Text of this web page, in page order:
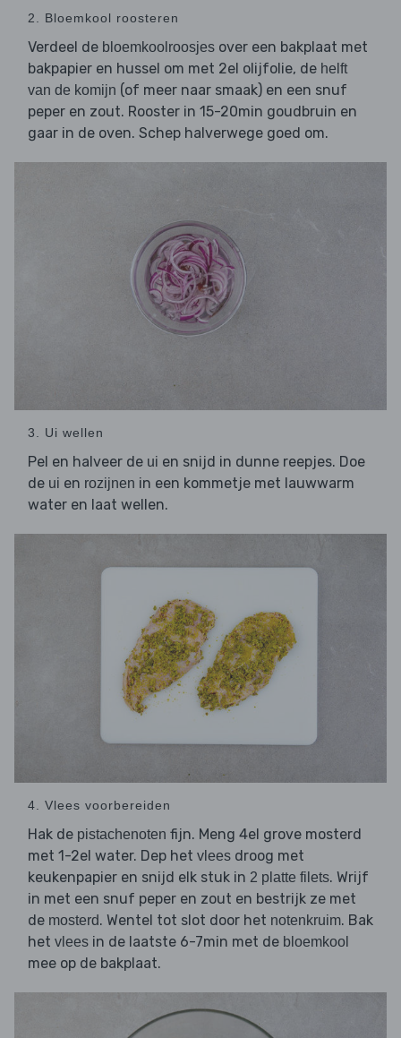
2. Bloemkool roosteren
Verdeel de bloemkoolroosjes over een bakplaat met
bakpapier en hussel om met 2el olijfolie, de helft
van de komijn (of meer naar smaak) en een snuf
peper en zout. Rooster in 15-20min goudbruin en
gaar in de oven. Schep halverwege goed om.
3. Ui wellen
Pel en halveer de ui en snijd in dunne reepjes. Doe
de ui en rozijnen in een kommetje met lauwwarm
water en laat wellen.
4. Vlees voorbereiden
Hak de pistachenoten fijn. Meng 4el grove mosterd
met 1-2el water. Dep het vlees droog met
keukenpapier en snijd elk stuk in 2 platte filets. Wrijf
in met een snuf peper en zout en bestrijk ze met
de mosterd. Wentel tot slot door het notenkruim. Bak
het vlees in de laatste 6-7min met de bloemkool
mee op de bakplaat.